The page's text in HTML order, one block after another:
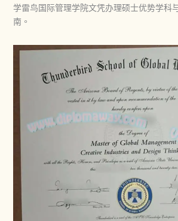
学雷鸟国际管理学院文凭办理硕士优势学科
南。